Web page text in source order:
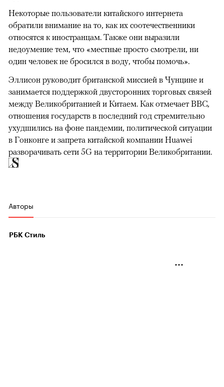
Некоторые пользователи китайского интернета
обратили внимание на то, как их соотечественники
относятся к иностранцам. Также они выразили
недоумение тем, что «местные просто смотрели, ни
один человек не бросился в воду, чтобы помочь».
Эллисон руководит британской миссией в Чунцине и
занимается поддержкой двусторонних торговых связей
между Великобританией и Китаем. Как отмечает BBC,
отношения государств в последний год стремительно
ухудшились на фоне пандемии, политической ситуации
в Гонконге и запрета китайской компании Huawei
разворачивать сети 5G на территории Великобритании.
Авторы
РБК Стиль